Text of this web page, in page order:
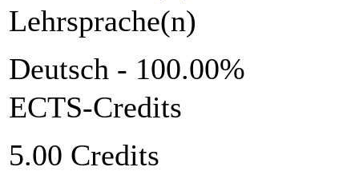
Lehrsprache(n)
Deutsch - 100.00%
ECTS-Credits
5.00 Credits